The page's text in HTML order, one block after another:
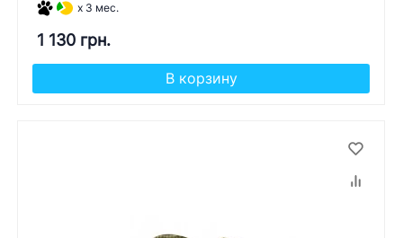
x 3 мес.
1 130 грн.
В корзину